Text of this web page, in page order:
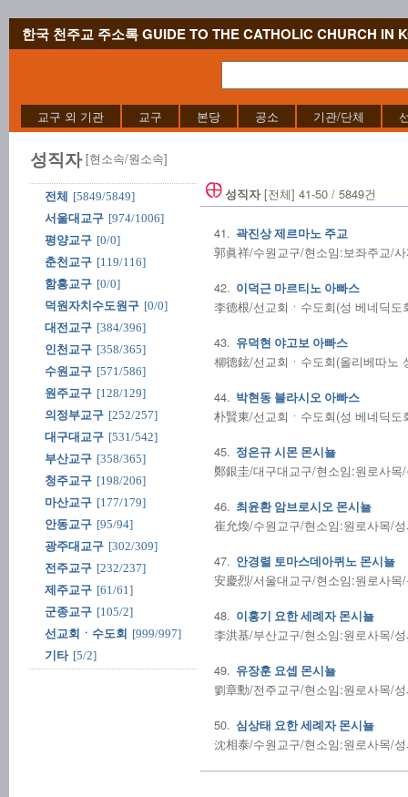
한국 천주교 주소록 GUIDE TO THE CATHOLIC CHURCH IN
교구 외 기관 교구 본당 공소 기관/단체
성직자 [현소속/원소속]
전체
[5849/5849]
서울대교구 [974/1006]
평양교구 [0/0]
춘천교구 [119/116]
함흥교구 [0/0]
덕원자치수도원구 [0/0]
대전교구 [384/396]
인천교구 [358/365]
수원교구 [571/586]
원주교구 [128/129]
의정부교구 [252/257]
대구대교구 [531/542]
부산교구 [358/365]
청주교구 [198/206]
마산교구 [177/179]
안동교구 [95/94]
광주대교구 [302/309]
전주교구 [232/237]
제주교구 [61/61]
군종교구 [105/2]
선교회ㆍ수도회 [999/997]
기타 [5/2]
성직자[전체] 41-50 / 5849건
41. 곽진상 제르마노 주교
郭眞祥/수원교구/현소임:보좌주교/
42. 이덕근 마르티노 아빠스
李德根/선교회ㆍ수도회(성 베네딕
43. 유덕현 야고보 아빠스
柳德鉉/선교회ㆍ수도회(올리베따노
44. 박현동 블라시오 아빠스
朴賢東/선교회ㆍ수도회(성 베네딕
45. 정은규 시몬 몬시뇰
鄭銀圭/대구대교구/현소임:원로사
46. 최윤환 암브로시오 몬시뇰
崔允煥/수원교구/현소임:원로사목/
47. 안경렬 토마스데아퀴노 몬시뇰
安慶烈/서울대교구/현소임:원로사
48. 이홍기 요한 세례자 몬시뇰
李洪基/부산교구/현소임:원로사목/
49. 유장훈 요셉 몬시뇰
劉章勳/전주교구/현소임:원로사목/
50. 심상태 요한 세례자 몬시뇰
沈相泰/수원교구/현소임:원로사목/